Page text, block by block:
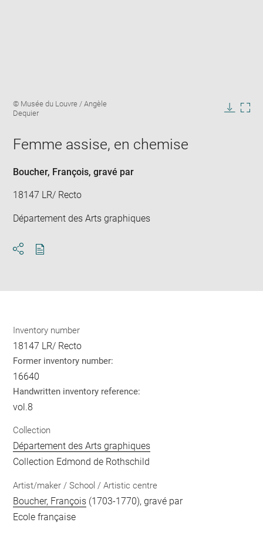
window
Image
caption:
© Musée du Louvre / Angèle
Dequier
Femme assise, en chemise
Boucher, François, gravé par
18147 LR/ Recto
Département des Arts graphiques
Inventory number
18147 LR/ Recto
Former inventory number:
16640
Handwritten inventory reference:
vol.8
Collection
Département des Arts graphiques
Collection Edmond de Rothschild
Artist/maker / School / Artistic centre
Boucher, François (1703-1770), gravé par
Ecole française